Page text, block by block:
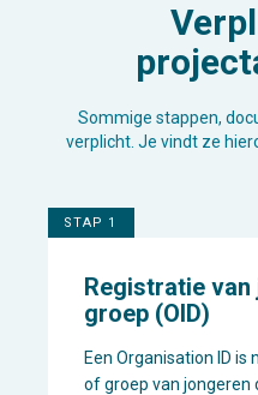
Sommige stappen,
verplicht. Je vindt ze
STAP 1
Registratie
groep (OID)
Een Organisation ID is
of groep van jongeren